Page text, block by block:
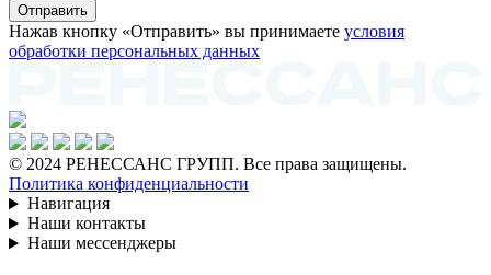
Отправить
Нажав кнопку «Отправить» вы принимаете условия
обработки персональных данных
© 2024 РЕНЕССАНС ГРУПП. Все права защищены.
Политика конфиденциальности
Навигация
Наши контакты
Наши мессенджеры